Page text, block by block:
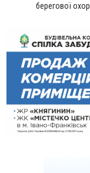
берегової
16:42
Поблизу
16:27
На
уже
15:58
Понад 9 тис.
рекомендації
15:28
Кілька вулиць
15:02
ФОТО У
Кишакевич не